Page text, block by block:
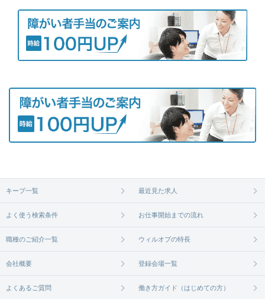
キープ一覧 最近見た求人
よく使う検索条件 お仕事開始までの流れ
職種のご紹介一覧 ウィルオブの特長
会社概要 登録会場一覧
よくあるご質問 働き方ガイド（はじめての方）